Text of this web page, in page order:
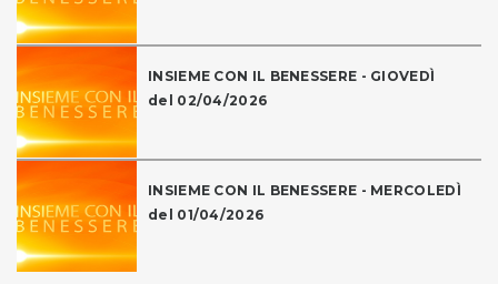
INSIEME CON IL BENESSERE - GIOVEDÌ
del 02/04/2026
INSIEME CON IL BENESSERE - MERCOLEDÌ
del 01/04/2026